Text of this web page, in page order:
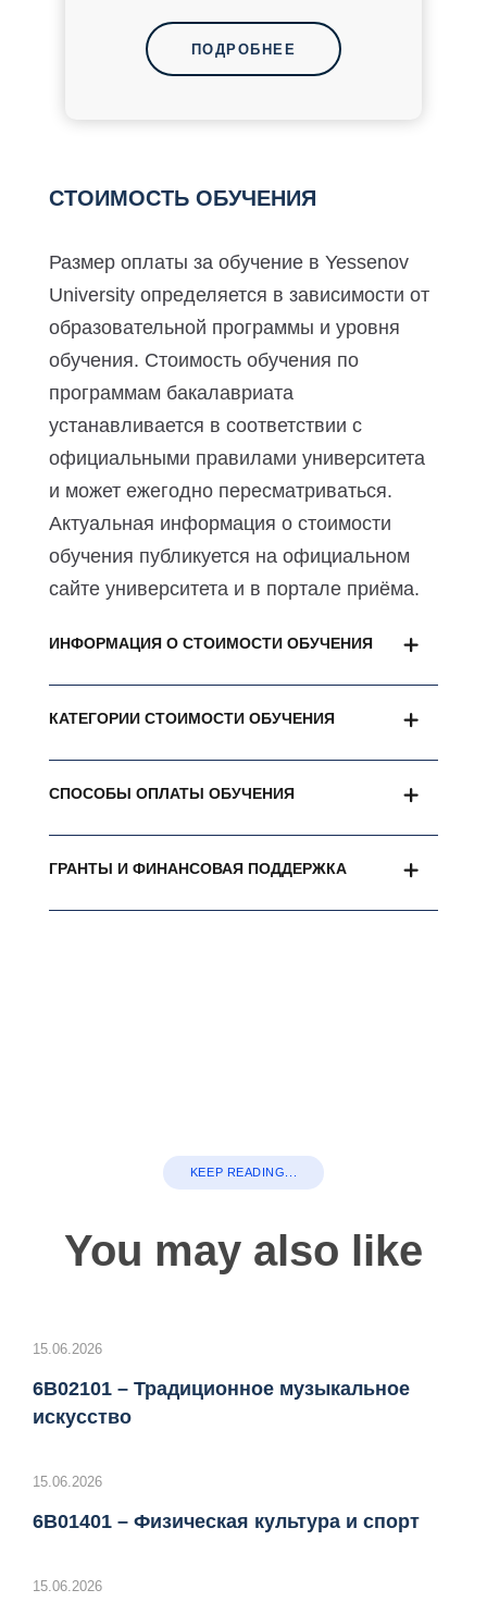
ПОДРОБНЕЕ
СТОИМОСТЬ ОБУЧЕНИЯ
Размер оплаты за обучение в Yessenov
University определяется в зависимости от
образовательной программы и уровня
обучения. Стоимость обучения по
программам бакалавриата
устанавливается в соответствии с
официальными правилами университета
и может ежегодно пересматриваться.
Актуальная информация о стоимости
обучения публикуется на официальном
сайте университета и в портале приёма.
ИНФОРМАЦИЯ О СТОИМОСТИ ОБУЧЕНИЯ
КАТЕГОРИИ СТОИМОСТИ ОБУЧЕНИЯ
СПОСОБЫ ОПЛАТЫ ОБУЧЕНИЯ
ГРАНТЫ И ФИНАНСОВАЯ ПОДДЕРЖКА
KEEP READING...
You may also like
15.06.2026
6B02101 – Традиционное музыкальное
искусство
15.06.2026
6B01401 – Физическая культура и спорт
15.06.2026